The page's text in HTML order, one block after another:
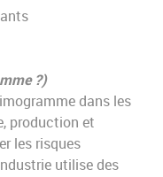
?)
dans les
production et
les risques
utilise des